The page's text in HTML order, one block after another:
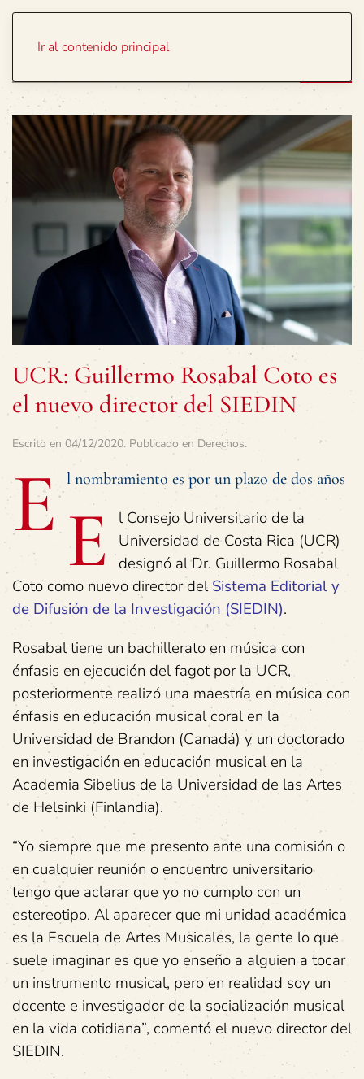
Ir al contenido principal
UCR: Guillermo Rosabal Coto es
el nuevo director del SIEDIN
Escrito en 04/12/2020. Publicado en Derechos.
E l nombramiento es por un plazo de dos años
E
l Consejo Universitario de la
Universidad de Costa Rica (UCR)
designó al Dr. Guillermo Rosabal
Coto como nuevo director delSistema Editorial y
de Difusión de la Investigación (SIEDIN).
Rosabal tiene un bachillerato en música con
énfasis en ejecución del fagot por la UCR,
posteriormente realizó una maestría en música con
énfasis en educación musical coral en la
Universidad de Brandon (Canadá) y un doctorado
en investigación en educación musical en la
Academia Sibelius de la Universidad de las Artes
de Helsinki (Finlandia).
“Yo siempre que me presento ante una comisión o
en cualquier reunión o encuentro universitario
tengo que aclarar que yo no cumplo con un
estereotipo. Al aparecer que mi unidad académica
es la Escuela de Artes Musicales, la gente lo que
suele imaginar es que yo enseño a alguien a tocar
un instrumento musical, pero en realidad soy un
docente e investigador de la socialización musical
en la vida cotidiana”, comentó el nuevo director del
SIEDIN.